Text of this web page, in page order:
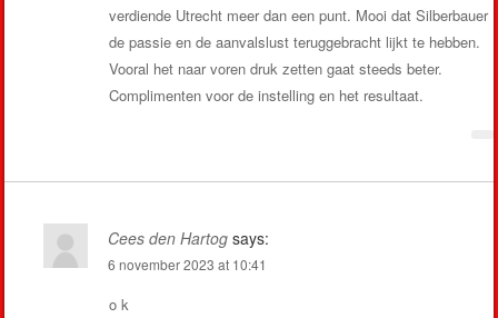
verdiende Utrecht meer dan een punt. Mooi dat Silberbauer
de passie en de aanvalslust teruggebracht lijkt te hebben.
Vooral het naar voren druk zetten gaat steeds beter.
Complimenten voor de instelling en het resultaat.
Cees den Hartog says:
6 november 2023 at 10:41
o k